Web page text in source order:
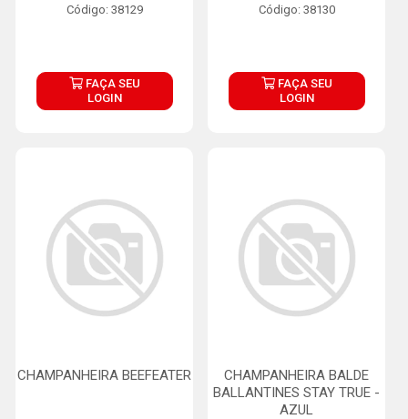
Código: 38129
FAÇA SEU
LOGIN
Código: 38130
FAÇA SEU
LOGIN
CHAMPANHEIRA BEEFEATER
CHAMPANHEIRA BALDE
BALLANTINES STAY TRUE -
AZUL